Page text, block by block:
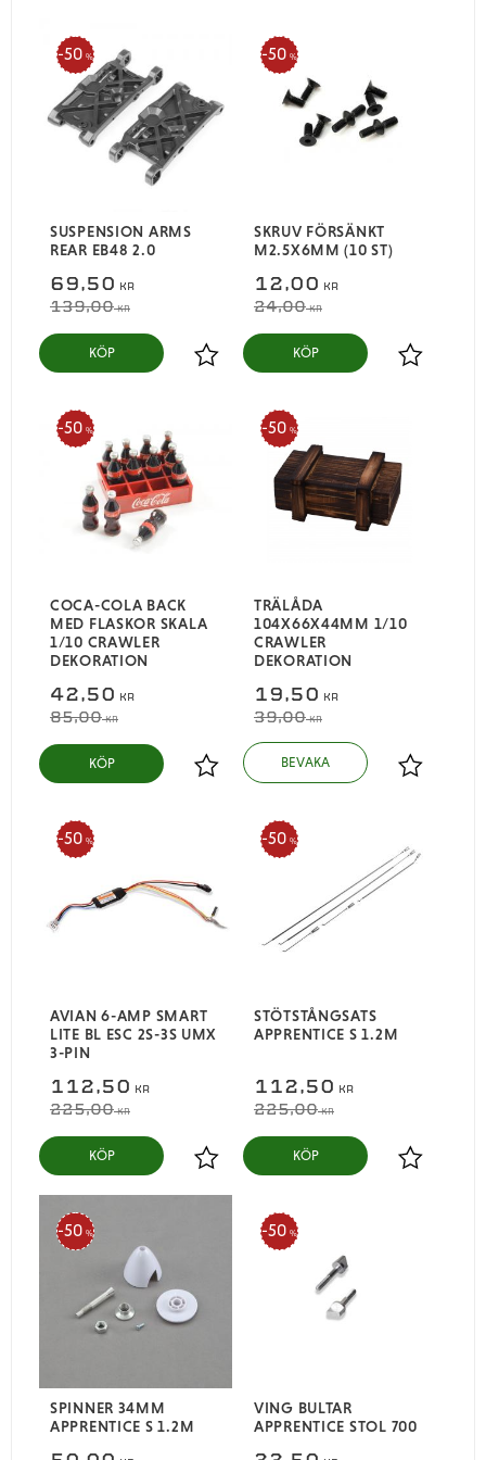
SUSPENSION ARMS
REAR EB48 2.0
69,50 KR
139,00KR
50 %
Lägg till i favoriter
KÖP
SKRUV FÖRSÄNKT
M2.5X6MM (10 ST)
12,00 KR
24,00KR
50 %
Lägg till i
KÖP
COCA-COLA BACK
MED FLASKOR SKALA
1/10 CRAWLER
DEKORATION
42,50 KR
85,00KR
50 %
Lägg till i favoriter
KÖP
TRÄLÅDA
104X66X44MM 1/10
CRAWLER
DEKORATION
19,50 KR
39,00KR
50 %
Lägg till i
AVIAN 6-AMP SMART
LITE BL ESC 2S-3S UMX
3-PIN
112,50 KR
225,00KR
50 %
Lägg till i favoriter
KÖP
STÖTSTÅNGSATS
APPRENTICE S 1.2M
112,50 KR
225,00KR
50 %
Lägg till i
KÖP
SPINNER 34MM
APPRENTICE S 1.2M
50 %
VING BULTAR
APPRENTICE STOL 700
50 %